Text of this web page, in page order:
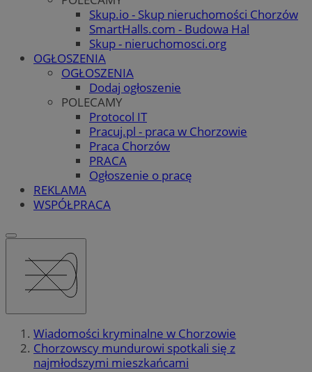
Skup.io - Skup nieruchomości Chorzów
SmartHalls.com - Budowa Hal
Skup - nieruchomosci.org
OGŁOSZENIA
OGŁOSZENIA
Dodaj ogłoszenie
POLECAMY
Protocol IT
Pracuj.pl - praca w Chorzowie
Praca Chorzów
PRACA
Ogłoszenie o pracę
REKLAMA
WSPÓŁPRACA
Wiadomości kryminalne w Chorzowie
Chorzowscy mundurowi spotkali się z
najmłodszymi mieszkańcami